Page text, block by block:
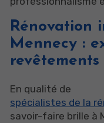
Rénovation
Mennecy :
revêtements
En qualité de
spécialistes de la
savoir-faire brille à